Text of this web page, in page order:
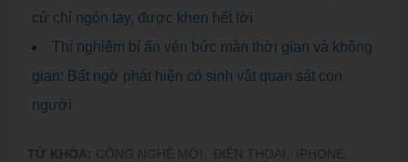
cử chỉ ngón tay, được khen hết lời
Thí nghiệm bí ẩn vén bức màn thời gian và không
gian: Bất ngờ phát hiện có sinh vật quan sát con
người
TỪ KHÓA: CÔNG NGHỆ MỚI, ĐIỆN THOẠI,
IPHONE,